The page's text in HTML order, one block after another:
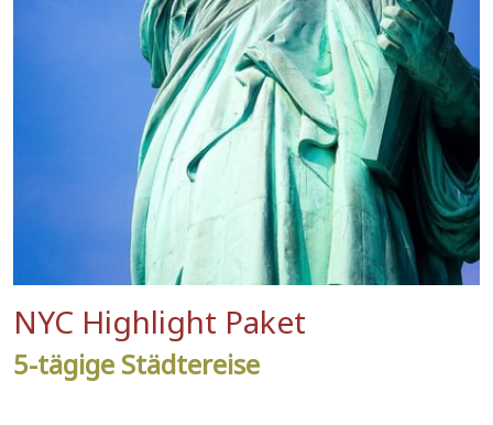
NYC Highlight Paket
5-tägige Städtereise